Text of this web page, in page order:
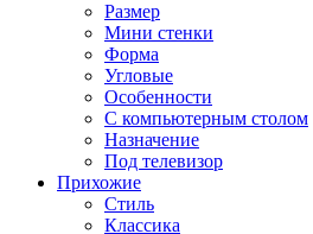
Размер
Мини стенки
Форма
Угловые
Особенности
С компьютерным столом
Назначение
Под телевизор
Прихожие
Стиль
Классика